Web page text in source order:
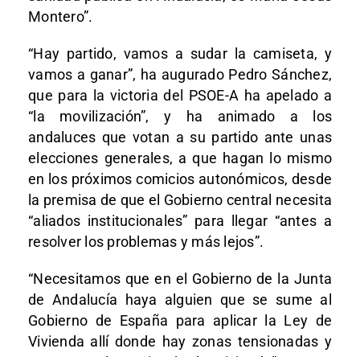
Montero”.
“Hay partido, vamos a sudar la camiseta, y
vamos a ganar”, ha augurado Pedro Sánchez,
que para la victoria del PSOE-A ha apelado a
“la movilización”, y ha animado a los
andaluces que votan a su partido ante unas
elecciones generales, a que hagan lo mismo
en los próximos comicios autonómicos, desde
la premisa de que el Gobierno central necesita
“aliados institucionales” para llegar “antes a
resolver los problemas y más lejos”.
“Necesitamos que en el Gobierno de la Junta
de Andalucía haya alguien que se sume al
Gobierno de España para aplicar la Ley de
Vivienda allí donde hay zonas tensionadas y